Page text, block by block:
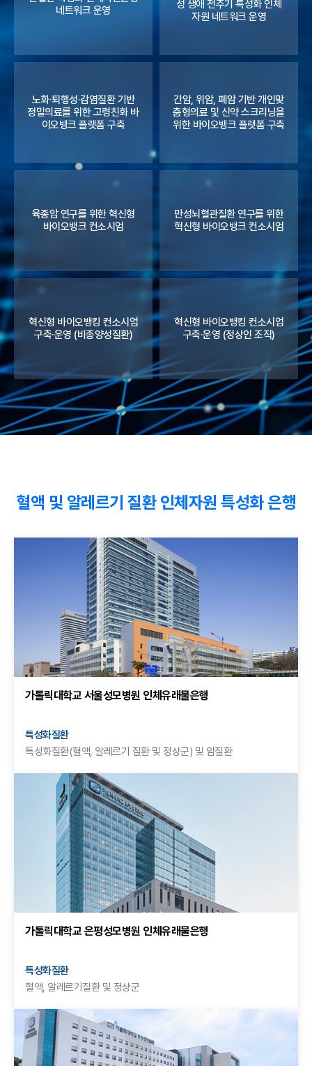
네트워크 운영
성 생애 전주기 특성화 인체
자원 네트워크 운영
노화·퇴행성·감염질환 기반
정밀의료를 위한 고령친화 바
이오뱅크 플랫폼 구축
간암, 위암, 폐암 기반 개인맞
춤형의료 및 신약 스크리닝을
위한 바이오뱅크 플랫폼 구축
육종암 연구를 위한 혁신형
바이오뱅크 컨소시엄
만성뇌혈관질환 연구를 위한
혁신형 바이오뱅크 컨소시엄
혁신형 바이오뱅킹 컨소시엄
구축·운영 (비종양성질환)
혁신형 바이오뱅킹 컨소시엄
구축·운영 (정상인 조직)
혈액 및 알레르기 질환 인체자원 특성화 은행
가톨릭대학교 서울성모병원 인체유래물은행
특성화질환
특성화질환(혈액, 알레르기 질환 및 정상군) 및 암질환
가톨릭대학교 은평성모병원 인체유래물은행
특성화질환
혈액, 알레르기질환 및 정상군